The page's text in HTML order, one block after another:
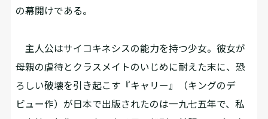
の幕開けである。
主人公はサイコキネシスの能力を持つ少女。彼女が
母親の虐待とクラスメイトのいじめに耐えた末に、恐
ろしい破壊を引き起こす『キャリー』（キングのデ
ビュー作）が日本で出版されたのは一九七五年で、私